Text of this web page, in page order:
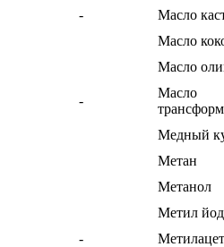
-
Масло
Масло
Масло
-
Масло
Медный
Метан
Метанол
Метил
-